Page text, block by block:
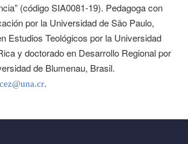
(código SIA0081-19). Pedagoga con
por la Universidad de São Paulo,
Estudios Teológicos por la Universidad
y doctorado en Desarrollo Regional por
de Blumenau, Brasil.
.